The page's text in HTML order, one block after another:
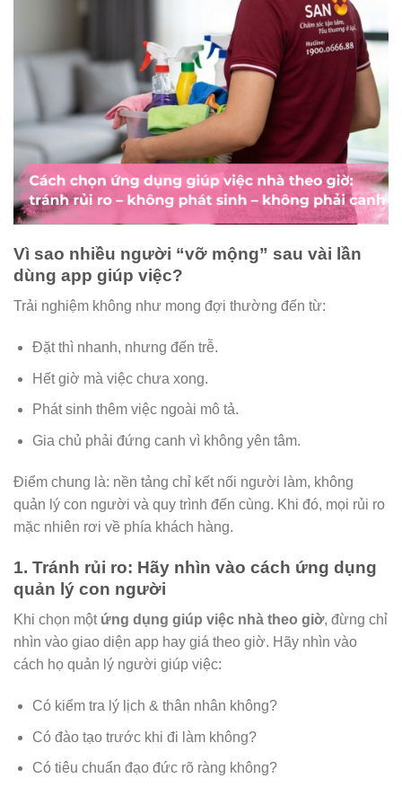
Vì sao nhiều người “vỡ mộng” sau vài lần
dùng app giúp việc?
Trải nghiệm không như mong đợi thường đến từ:
Đặt thì nhanh, nhưng đến trễ.
Hết giờ mà việc chưa xong.
Phát sinh thêm việc ngoài mô tả.
Gia chủ phải đứng canh vì không yên tâm.
Điểm chung là: nền tảng chỉ kết nối người làm, không
quản lý con người và quy trình đến cùng. Khi đó, mọi rủi ro
mặc nhiên rơi về phía khách hàng.
1. Tránh rủi ro: Hãy nhìn vào cách ứng dụng
quản lý con người
Khi chọn một ứng dụng giúp việc nhà theo giờ, đừng chỉ
nhìn vào giao diện app hay giá theo giờ. Hãy nhìn vào
cách họ quản lý người giúp việc:
Có kiểm tra lý lịch & thân nhân không?
Có đào tạo trước khi đi làm không?
Có tiêu chuẩn đạo đức rõ ràng không?